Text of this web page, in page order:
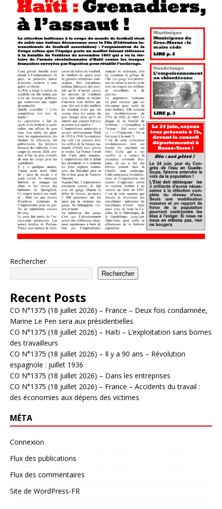
Rechercher
Rechercher
Recent Posts
CO N°1375 (18 juillet 2026) – France – Deux fois condamnée,
Marine Le Pen sera aux présidentielles
CO N°1375 (18 juillet 2026) – Haïti – L’exploitation sans bornes
des travailleurs
CO N°1375 (18 juillet 2026) – Il y a 90 ans – Révolution
espagnole : juillet 1936
CO N°1375 (18 juillet 2026) – Dans les entreprises
CO N°1375 (18 juillet 2026) – France – Accidents du travail :
des économies aux dépens des victimes
MÉTA
Connexion
Flux des publications
Flux des commentaires
Site de WordPress-FR